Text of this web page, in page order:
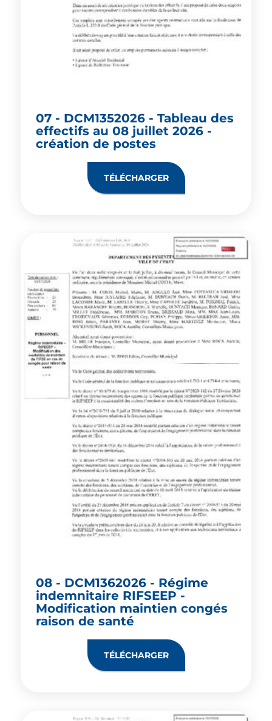
07 - DCM1352026 - Tableau des
effectifs au 08 juillet 2026 -
création de postes
TÉLÉCHARGER
08 - DCM1362026 - Régime
indemnitaire RIFSEEP -
Modification maintien congés
raison de santé
TÉLÉCHARGER